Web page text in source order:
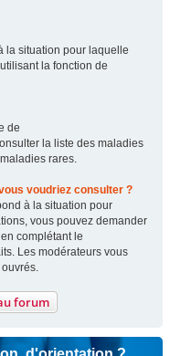
la situation pour laquelle
la fonction de
de
la liste des maladies
rares.
voudriez consulter ?
à la situation pour
vous pouvez demander
complétant le
Les modérateurs vous
forum